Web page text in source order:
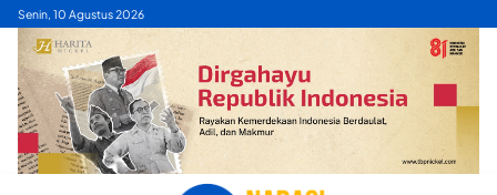
Skip
content
Senin, 10 Agustus 2026